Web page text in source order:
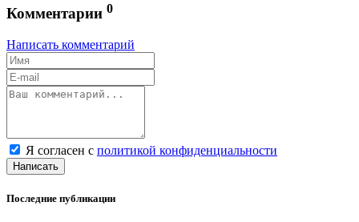
Комментарии 0
Написать комментарий
Я согласен с политикой конфиденциальности
Написать
Последние публикации